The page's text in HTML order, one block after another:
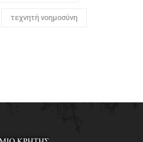
τεχνητή νοημοσύνη